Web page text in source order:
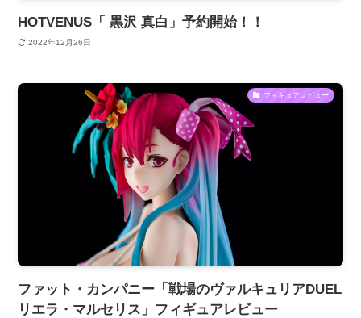
HOTVENUS「 黒沢 真白」予約開始！！
2022年12月26日
フィギュアレビュー
ファット・カンパニー「戦場のヴァルキュリアDUEL
リエラ・マルセリス」フィギュアレビュー